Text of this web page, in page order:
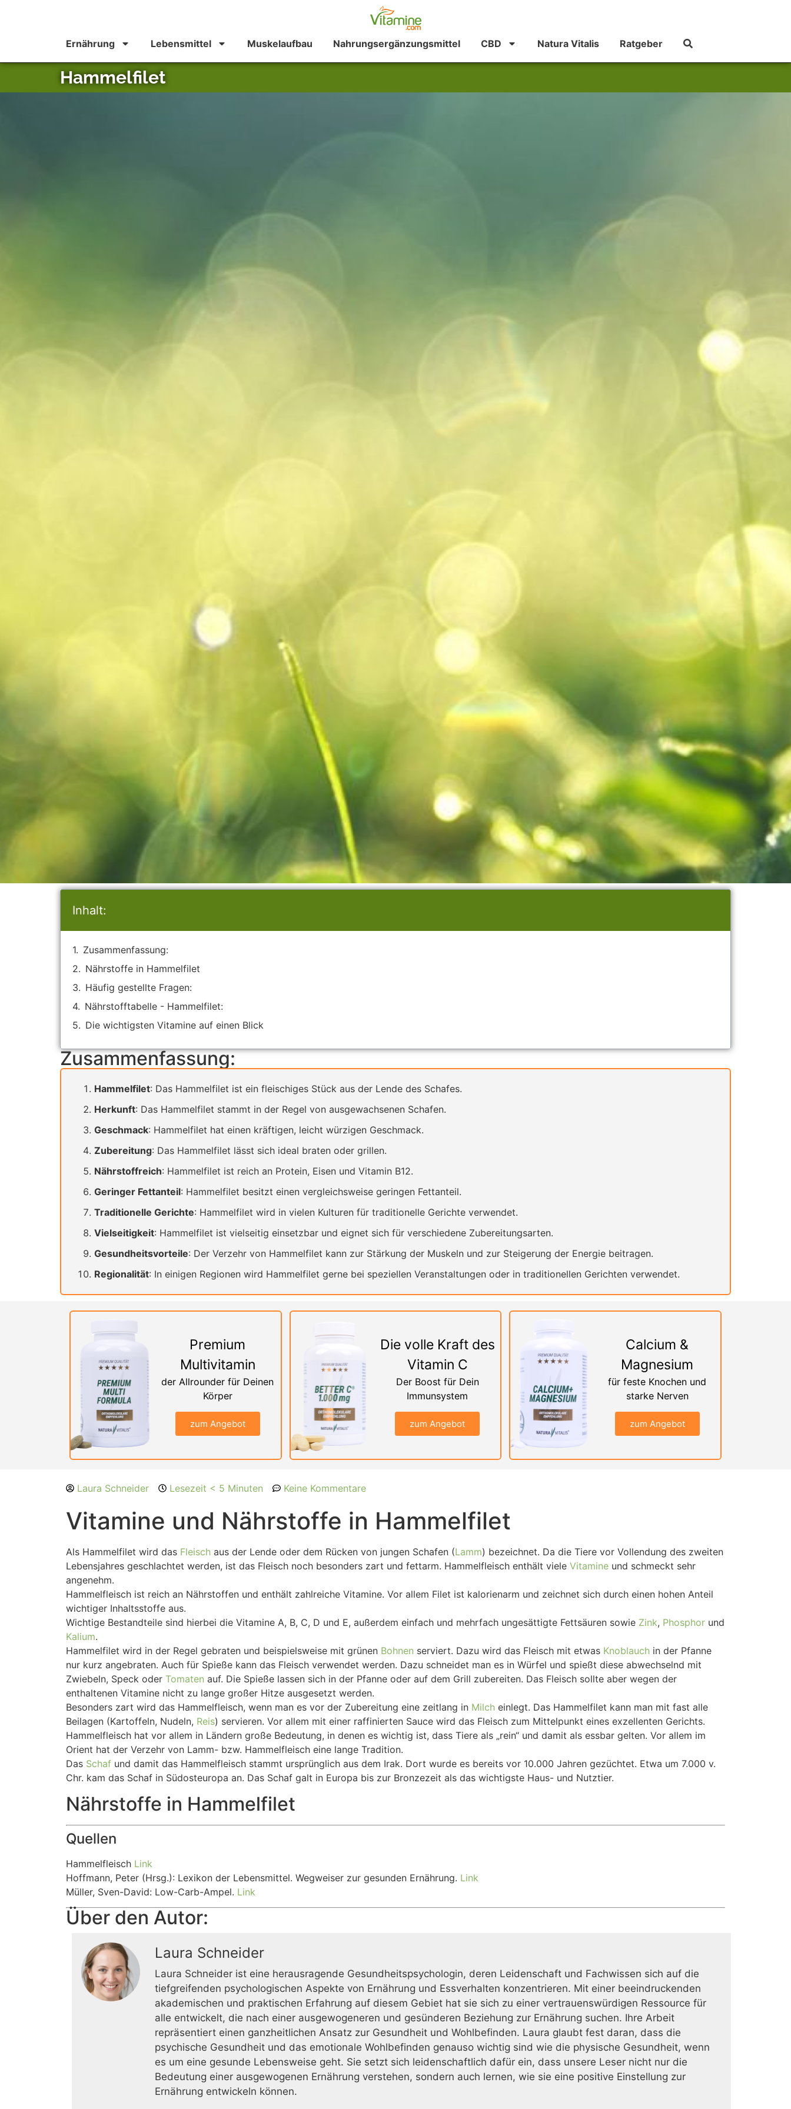
Ernährung Lebensmittel Muskelaufbau Nahrungsergänzungsmittel CBD Natura Vitalis Ratgeber
Hammelfilet
Inhalt:
Zusammenfassung:
Nährstoffe in Hammelfilet
Häufig gestellte Fragen:
Nährstofftabelle - Hammelfilet:
Die wichtigsten Vitamine auf einen Blick
Zusammenfassung:
Hammelfilet: Das Hammelfilet ist ein fleischiges Stück aus der Lende des Schafes.
Herkunft: Das Hammelfilet stammt in der Regel von ausgewachsenen Schafen.
Geschmack: Hammelfilet hat einen kräftigen, leicht würzigen Geschmack.
Zubereitung: Das Hammelfilet lässt sich ideal braten oder grillen.
Nährstoffreich: Hammelfilet ist reich an Protein, Eisen und Vitamin B12.
Geringer Fettanteil: Hammelfilet besitzt einen vergleichsweise geringen Fettanteil.
Traditionelle Gerichte: Hammelfilet wird in vielen Kulturen für traditionelle Gerichte verwendet.
Vielseitigkeit: Hammelfilet ist vielseitig einsetzbar und eignet sich für verschiedene Zubereitungsarten.
Gesundheitsvorteile: Der Verzehr von Hammelfilet kann zur Stärkung der Muskeln und zur Steigerung der Energie beitragen.
Regionalität: In einigen Regionen wird Hammelfilet gerne bei speziellen Veranstaltungen oder in traditionellen Gerichten verwendet.
Premium
Multivitamin
der Allrounder für Deinen
Körper
zum Angebot
Die volle Kraft des
Vitamin C
Der Boost für Dein
Immunsystem
zum Angebot
Calcium &
Magnesium
für feste Knochen und
starke Nerven
zum Angebot
Laura Schneider Lesezeit < 5 Minuten Keine Kommentare
Vitamine und Nährstoffe in Hammelfilet
Als Hammelfilet wird das Fleisch aus der Lende oder dem Rücken von jungen Schafen (Lamm) bezeichnet. Da die Tiere vor Vollendung des zweiten
Lebensjahres geschlachtet werden, ist das Fleisch noch besonders zart und fettarm. Hammelfleisch enthält viele Vitamine und schmeckt sehr
angenehm.
Hammelfleisch ist reich an Nährstoffen und enthält zahlreiche Vitamine. Vor allem Filet ist kalorienarm und zeichnet sich durch einen hohen Anteil
wichtiger Inhaltsstoffe aus.
Wichtige Bestandteile sind hierbei die Vitamine A, B, C, D und E, außerdem einfach und mehrfach ungesättigte Fettsäuren sowie Zink, Phosphor und
Kalium.
Hammelfilet wird in der Regel gebraten und beispielsweise mit grünen Bohnen serviert. Dazu wird das Fleisch mit etwas Knoblauch in der Pfanne
nur kurz angebraten. Auch für Spieße kann das Fleisch verwendet werden. Dazu schneidet man es in Würfel und spießt diese abwechselnd mit
Zwiebeln, Speck oder Tomaten auf. Die Spieße lassen sich in der Pfanne oder auf dem Grill zubereiten. Das Fleisch sollte aber wegen der
enthaltenen Vitamine nicht zu lange großer Hitze ausgesetzt werden.
Besonders zart wird das Hammelfleisch, wenn man es vor der Zubereitung eine zeitlang in Milch einlegt. Das Hammelfilet kann man mit fast alle
Beilagen (Kartoffeln, Nudeln, Reis) servieren. Vor allem mit einer raffinierten Sauce wird das Fleisch zum Mittelpunkt eines exzellenten Gerichts.
Hammelfleisch hat vor allem in Ländern große Bedeutung, in denen es wichtig ist, dass Tiere als „rein“ und damit als essbar gelten. Vor allem im
Orient hat der Verzehr von Lamm- bzw. Hammelfleisch eine lange Tradition.
Das Schaf und damit das Hammelfleisch stammt ursprünglich aus dem Irak. Dort wurde es bereits vor 10.000 Jahren gezüchtet. Etwa um 7.000 v.
Chr. kam das Schaf in Südosteuropa an. Das Schaf galt in Europa bis zur Bronzezeit als das wichtigste Haus- und Nutztier.
Nährstoffe in Hammelfilet
Quellen
Hammelfleisch Link
Hoffmann, Peter (Hrsg.): Lexikon der Lebensmittel. Wegweiser zur gesunden Ernährung. Link
Müller, Sven-David: Low-Carb-Ampel. Link
Über den Autor:
Laura Schneider
Laura Schneider ist eine herausragende Gesundheitspsychologin, deren Leidenschaft und Fachwissen sich auf die
tiefgreifenden psychologischen Aspekte von Ernährung und Essverhalten konzentrieren. Mit einer beeindruckenden
akademischen und praktischen Erfahrung auf diesem Gebiet hat sie sich zu einer vertrauenswürdigen Ressource für
alle entwickelt, die nach einer ausgewogeneren und gesünderen Beziehung zur Ernährung suchen. Ihre Arbeit
repräsentiert einen ganzheitlichen Ansatz zur Gesundheit und Wohlbefinden. Laura glaubt fest daran, dass die
psychische Gesundheit und das emotionale Wohlbefinden genauso wichtig sind wie die physische Gesundheit, wenn
es um eine gesunde Lebensweise geht. Sie setzt sich leidenschaftlich dafür ein, dass unsere Leser nicht nur die
Bedeutung einer ausgewogenen Ernährung verstehen, sondern auch lernen, wie sie eine positive Einstellung zur
Ernährung entwickeln können.